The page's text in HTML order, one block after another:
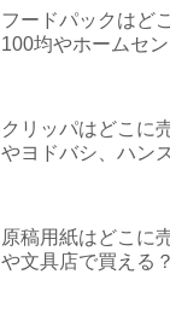
フードパックはど
100均やホームセ
クリッパはどこに
やヨドバシ、ハン
原稿用紙はどこに
や文具店で買える？